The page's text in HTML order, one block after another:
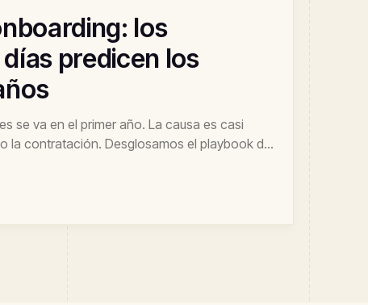
los
predicen los
se va en el primer año. La causa es casi
la contratación. Desglosamos el playbook de